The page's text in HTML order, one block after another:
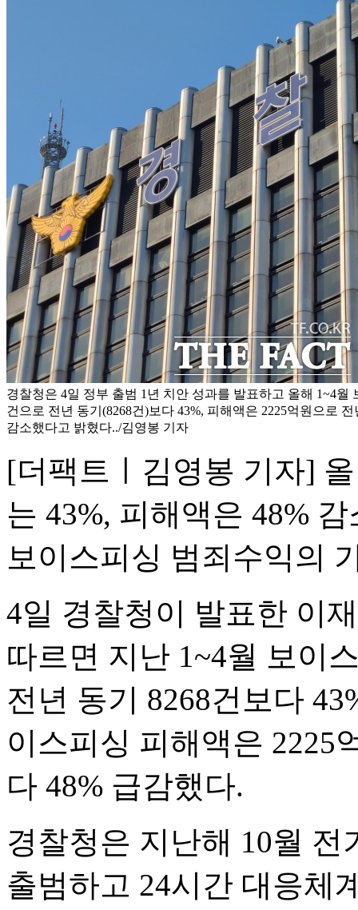
경찰청은 4일 정부 출범 1년 치안 성과를 발표하고 올해 1~4월
건으로 전년 동기(8268건)보다 43%, 피해액은 2225억원으로
감소했다고 밝혔다../김영봉 기자
[더팩트ㅣ김영봉 기자]
는 43%, 피해액은 48%
보이스피싱 범죄수익의
4일 경찰청이 발표한 이
따르면 지난 1~4월 보이
전년 동기 8268건보다
이스피싱 피해액은 2225
다 48% 급감했다.
경찰청은 지난해 10월
출범하고 24시간 대응체